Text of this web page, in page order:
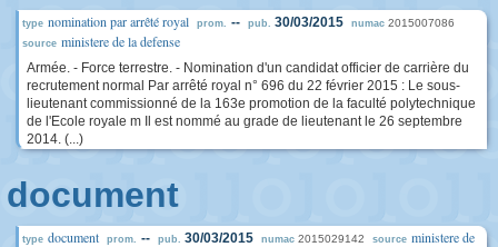
type nomination par arrêté royal prom. -- pub. 30/03/2015 numac 2015007086
source ministere de la defense
Armée. - Force terrestre. - Nomination d'un candidat officier de carrière du
recrutement normal Par arrêté royal n° 696 du 22 février 2015 : Le sous-
lieutenant commissionné de la 163e promotion de la faculté polytechnique
de l'Ecole royale m Il est nommé au grade de lieutenant le 26 septembre
2014. (...)
document
type document prom. -- pub. 30/03/2015 numac 2015029142 source ministere de